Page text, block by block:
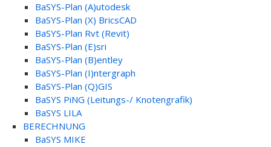
BaSYS-Plan (A)utodesk
BaSYS-Plan (X) BricsCAD
BaSYS-Plan Rvt (Revit)
BaSYS-Plan (E)sri
BaSYS-Plan (B)entley
BaSYS-Plan (I)ntergraph
BaSYS-Plan (Q)GIS
BaSYS PiNG (Leitungs-/ Knotengrafik)
BaSYS LILA
BERECHNUNG
BaSYS MIKE